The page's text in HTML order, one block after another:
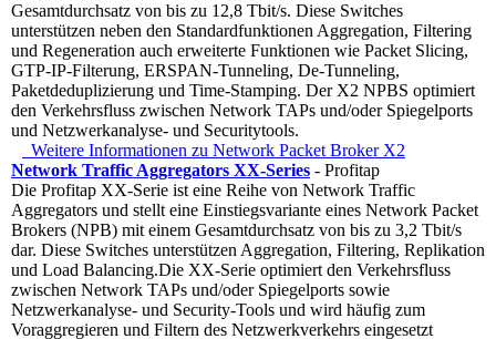
Gesamtdurchsatz von bis zu 12,8 Tbit/s. Diese Switches
unterstützen neben den Standardfunktionen Aggregation, Filtering
und Regeneration auch erweiterte Funktionen wie Packet Slicing,
GTP-IP-Filterung, ERSPAN-Tunneling, De-Tunneling,
Paketdeduplizierung und Time-Stamping. Der X2 NPBS optimiert
den Verkehrsfluss zwischen Network TAPs und/oder Spiegelports
und Netzwerkanalyse- und Securitytools.
Weitere Informationen zu Network Packet Broker X2
Network Traffic Aggregators XX-Series - Profitap
Die Profitap XX-Serie ist eine Reihe von Network Traffic
Aggregators und stellt eine Einstiegsvariante eines Network Packet
Brokers (NPB) mit einem Gesamtdurchsatz von bis zu 3,2 Tbit/s
dar. Diese Switches unterstützen Aggregation, Filtering, Replikation
und Load Balancing.Die XX-Serie optimiert den Verkehrsfluss
zwischen Network TAPs und/oder Spiegelports sowie
Netzwerkanalyse- und Security-Tools und wird häufig zum
Voraggregieren und Filtern des Netzwerkverkehrs eingesetzt